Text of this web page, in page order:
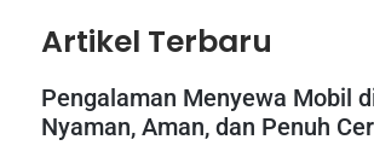
Artikel Terbaru
Pengalaman Menyewa Mobil
Nyaman, Aman, dan Penuh